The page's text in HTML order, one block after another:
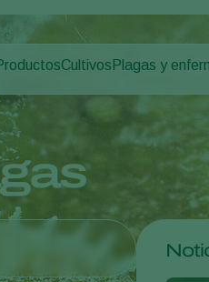
de plagas
Control de enfermedades
Sanidad vegetal
Aplicación
Desinfección, Limpieza, & Higiene
Agentes sombreadores
Cultivos
Plantas ornamentales
Cultivos de hortalizas
Cultivos herbáceos
Plagas y